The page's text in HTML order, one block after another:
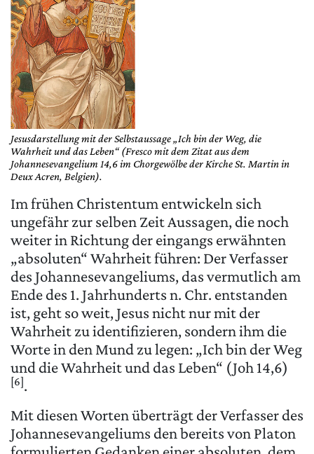
Jesusdarstellung mit der Selbstaussage „Ich bin der Weg, die
Wahrheit und das Leben“ (Fresco mit dem Zitat aus dem
Johannesevangelium 14,6 im Chorgewölbe der Kirche St. Martin in
Deux Acren, Belgien).
Im frühen Christentum entwickeln sich
ungefähr zur selben Zeit Aussagen, die noch
weiter in Richtung der eingangs erwähnten
„absoluten“ Wahrheit führen: Der Verfasser
des Johannesevangeliums, das vermutlich am
Ende des 1. Jahrhunderts n. Chr. entstanden
ist, geht so weit, Jesus nicht nur mit der
Wahrheit zu identifizieren, sondern ihm die
Worte in den Mund zu legen: „Ich bin der Weg
und die Wahrheit und das Leben“ (Joh 14,6)
[6].
Mit diesen Worten überträgt der Verfasser des
Johannesevangeliums den bereits von Platon